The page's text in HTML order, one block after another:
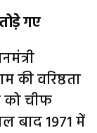
गए
की वरिष्ठता
को चीफ
बाद 1971 में